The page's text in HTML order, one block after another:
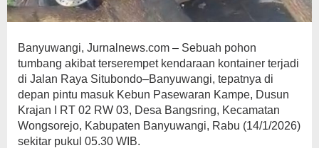
Banyuwangi, Jurnalnews.com – Sebuah pohon
tumbang akibat terserempet kendaraan kontainer terjadi
di Jalan Raya Situbondo–Banyuwangi, tepatnya di
depan pintu masuk Kebun Pasewaran Kampe, Dusun
Krajan I RT 02 RW 03, Desa Bangsring, Kecamatan
Wongsorejo, Kabupaten Banyuwangi, Rabu (14/1/2026)
sekitar pukul 05.30 WIB.